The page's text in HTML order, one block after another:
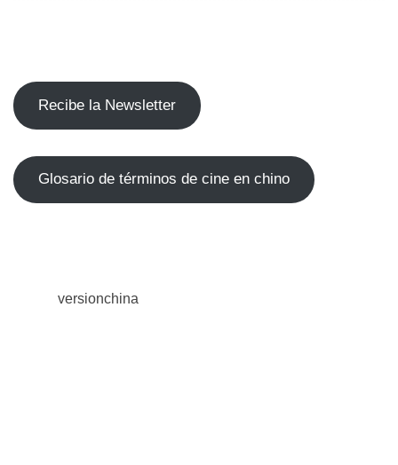
Recibe la Newsletter
Glosario de términos de cine en chino
versionchina